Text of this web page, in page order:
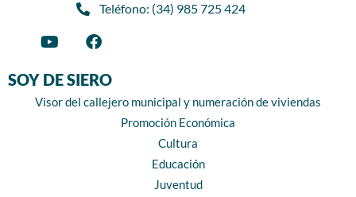
Teléfono: (34) 985 725 424
SOY DE SIERO
Visor del callejero municipal y numeración de viviendas
Promoción Económica
Cultura
Educación
Juventud